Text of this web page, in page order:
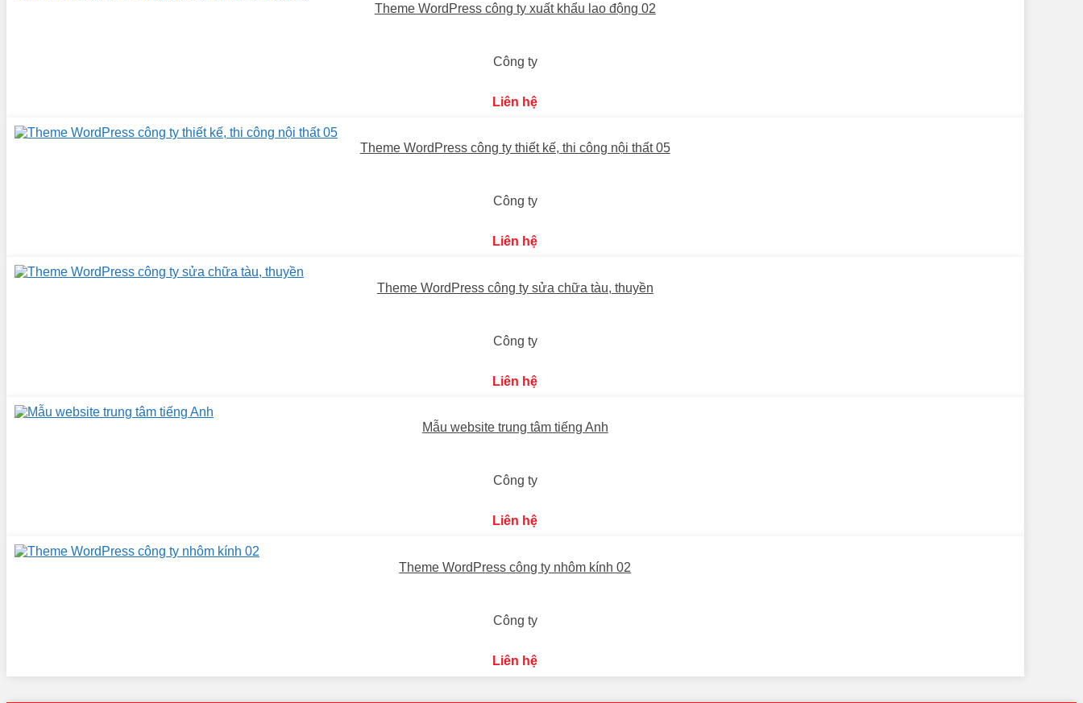
Công ty
Theme WordPress công ty xuất khẩu lao động 02
Liên hệ
Công ty
Theme WordPress công ty thiết kế, thi công nội thất 05
Liên hệ
Công ty
Theme WordPress công ty sửa chữa tàu, thuyền
Liên hệ
Công ty
Mẫu website trung tâm tiếng Anh
Liên hệ
Công ty
Theme WordPress công ty nhôm kính 02
Liên hệ